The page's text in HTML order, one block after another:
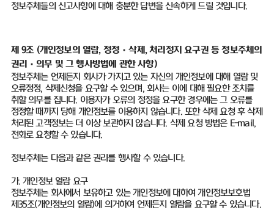
정보주체들의 신고사항에 대해 충분한 답변을 신속하게 드릴 것입니다.
제 9조 (개인정보의 열람, 정정 ·삭제, 처리정지 요구권 등 정보주체의
권리·의무 및 그 행사방법에 관한 사항)
정보주체는 언제든지 회사가 가지고 있는 자신의 개인정보에 대해 열람 및
오류정정, 삭제신청을 요구할 수 있으며, 회사는 이에 대해 필요한 조치를
취할 의무를 집니다. 이용자가 오류의 정정을 요구한 경우에는 그 오류를
정정할 때까지 당해 개인정보를 이용하지 않습니다. 또한 삭제 요청 후 삭제
처리된 고객정보는 더 이상 보관하지 않습니다. 삭제 요청 방법은 E-mail,
전화로 요청할 수 있습니다.
정보주체는 다음과 같은 권리를 행사할 수 있습니다.
가. 개인정보 열람 요구
정보주체는 회사에서 보유하고 있는 개인정보에 대하여 개인정보보호법
제35조(개인정보의 열람)에 의거하여 언제든지 열람을 요구할 수 있습니다.